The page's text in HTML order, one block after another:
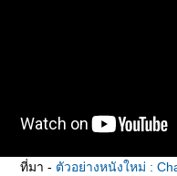
ที่มา - ตัวอย่างหนังใหม่ :